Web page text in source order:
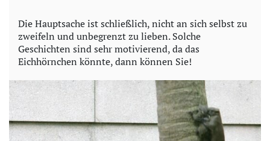
y
V
i
d
e
Die Hauptsache ist schließlich, nicht an sich selbst zu
zweifeln und unbegrenzt zu lieben. Solche
Geschichten sind sehr motivierend, da das
Eichhörnchen könnte, dann können Sie!